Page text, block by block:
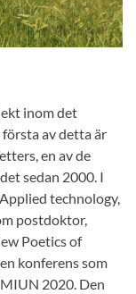
inom det
av detta är
en av de
sedan 2000. I
technology,
postdoktor,
Poetics of
konferens som
2020. Den